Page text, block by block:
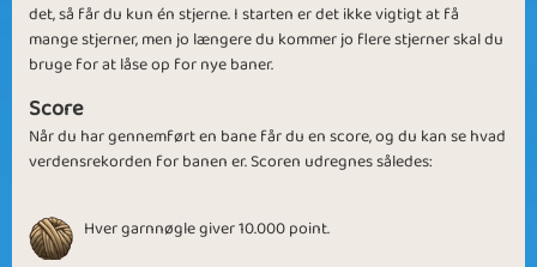
V for Voodoo Bacon Time
Voodoo Stars
Friend with a
det, så får du kun én stjerne. I starten er det ikke vigtigt at få
mange stjerner, men jo længere du kommer jo flere stjerner skal du
bruge for at låse op for nye baner.
Score
Når du har gennemført en bane får du en score, og du kan se hvad
verdensrekorden for banen er. Scoren udregnes således:
Hver garnnøgle giver 10.000 point.